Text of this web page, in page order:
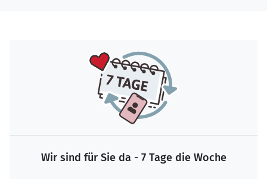
Wir sind für Sie da - 7 Tage die Woche